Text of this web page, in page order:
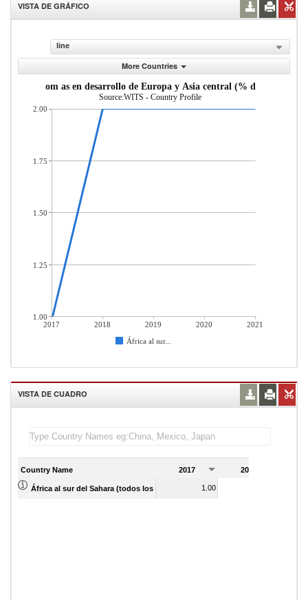
VISTA DE GRÁFICO
line
More Countries
econom as en desarrollo de Europa y Asia central (% del total de
Source:WITS - Country Profile
2017 2018 2019 2020 2021
África al sur...
2.00
1.75
1.50
1.25
1.00
VISTA DE CUADRO
Country Name 2017 2018
África al sur del Sahara (todos los niveles de ingreso)
1.00